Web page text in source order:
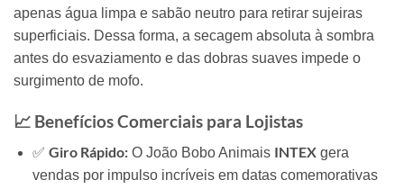
apenas água limpa e sabão neutro para retirar sujeiras
superficiais. Dessa forma, a secagem absoluta à sombra
antes do esvaziamento e das dobras suaves impede o
surgimento de mofo.
📈 Benefícios Comerciais para Lojistas
✅ Giro Rápido:O João Bobo Animais INTEXgera
vendas por impulso incríveis em datas comemorativas